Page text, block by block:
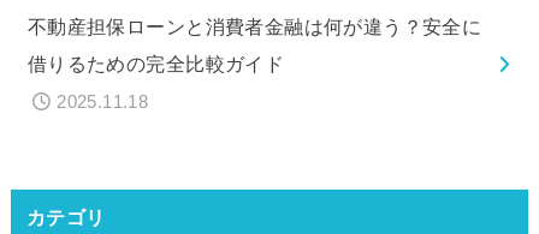
不動産担保ローンと消費者金融は何が違う？安全に
借りるための完全比較ガイド
2025.11.18
カテゴリ